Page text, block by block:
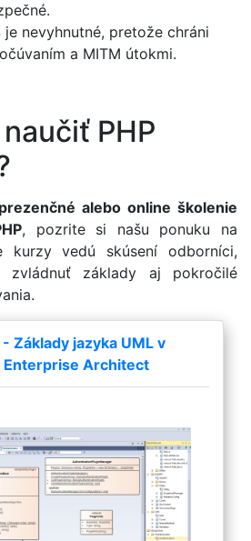
je nevyhnutné, pretože chráni
a MITM útokmi.
PHP
prezenčné alebo online školenie
, pozrite si našu ponuku na
kurzy vedú skúsení odborníci,
základy aj pokročilé
Základy jazyka UML v
Enterprise Architect